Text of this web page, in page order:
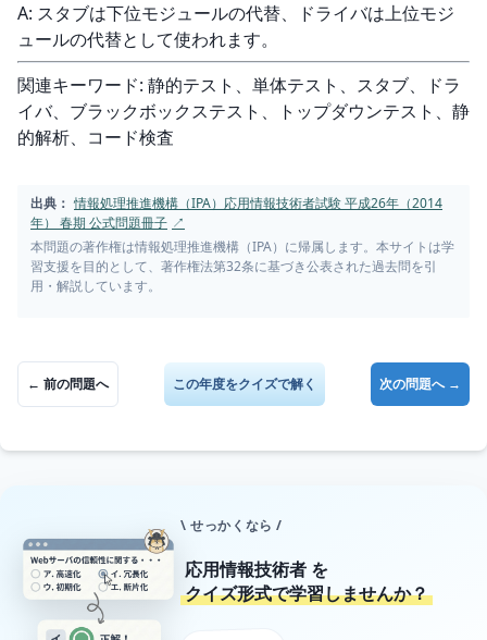
A: スタブは下位モジュールの代替、ドライバは上位モジ
ュールの代替として使われます。
関連キーワード: 静的テスト、単体テスト、スタブ、ドラ
イバ、ブラックボックステスト、トップダウンテスト、静
的解析、コード検査
出典： 情報処理推進機構（IPA）応用情報技術者試験 平成26年（2014
年） 春期 公式問題冊子 ↗
本問題の著作権は情報処理推進機構（IPA）に帰属します。本サイトは学
習支援を目的として、著作権法第32条に基づき公表された過去問を引
用・解説しています。
← 前の問題へ この年度をクイズで解く 次の問題へ →
\ せっかくなら /
応用情報技術者 を
クイズ形式で学習しませんか？